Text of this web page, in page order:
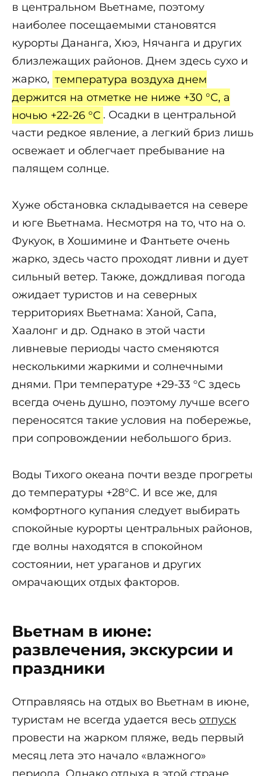
в центральном Вьетнаме, поэтому
наиболее посещаемыми становятся
курорты Дананга, Хюэ, Нячанга и других
близлежащих районов. Днем здесь сухо и
жарко, температура воздуха днем
держится на отметке не ниже +30 °C, а
ночью +22-26 °C . Осадки в центральной
части редкое явление, а легкий бриз лишь
освежает и облегчает пребывание на
палящем солнце.
Хуже обстановка складывается на севере
и юге Вьетнама. Несмотря на то, что на о.
Фукуок, в Хошимине и Фантьете очень
жарко, здесь часто проходят ливни и дует
сильный ветер. Также, дождливая погода
ожидает туристов и на северных
территориях Вьетнама: Ханой, Сапа,
Хаалонг и др. Однако в этой части
ливневые периоды часто сменяются
несколькими жаркими и солнечными
днями. При температуре +29-33 °C здесь
всегда очень душно, поэтому лучше всего
переносятся такие условия на побережье,
при сопровождении небольшого бриз.
Воды Тихого океана почти везде прогреты
до температуры +28°C. И все же, для
комфортного купания следует выбирать
спокойные курорты центральных районов,
где волны находятся в спокойном
состоянии, нет ураганов и других
омрачающих отдых факторов.
Вьетнам в июне:
развлечения, экскурсии и
праздники
Отправляясь на отдых во Вьетнам в июне,
туристам не всегда удается весь отпуск
провести на жарком пляже, ведь первый
месяц лета это начало «влажного»